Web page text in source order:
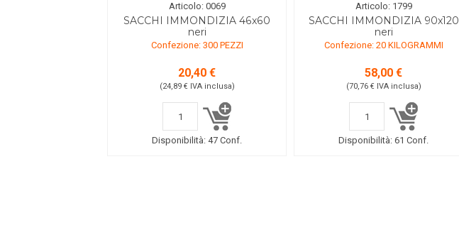
Articolo: 0069
SACCHI IMMONDIZIA 46x60
neri
Confezione: 300 PEZZI
20,40 €
(24,89 € IVA inclusa)
Disponibilità: 47 Conf.
Articolo: 1799
SACCHI IMMONDIZIA 90x120
neri
Confezione: 20 KILOGRAMMI
58,00 €
(70,76 € IVA inclusa)
Disponibilità: 61 Conf.